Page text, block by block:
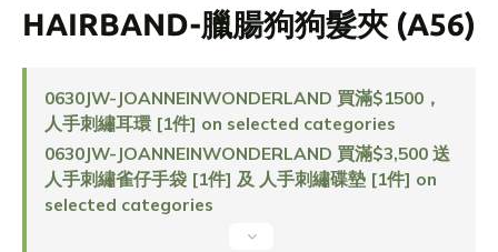
HAIRBAND-臘腸狗狗髮夾 (A56)
0630JW-JOANNEINWONDERLAND 買滿$1500，
人手刺繡耳環 [1件] on selected categories
0630JW-JOANNEINWONDERLAND 買滿$3,500 送
人手刺繡雀仔手袋 [1件] 及 人手刺繡碟墊 [1件] on
selected categories